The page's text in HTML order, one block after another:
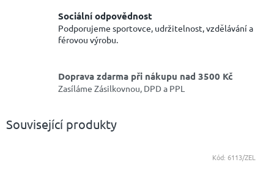
Sociální odpovědnost
Podporujeme sportovce, udržitelnost, vzdělávání a
férovou výrobu.
Doprava zdarma při nákupu nad 3500 Kč
Zasíláme Zásilkovnou, DPD a PPL
Související produkty
Kód: 6113/ZEL